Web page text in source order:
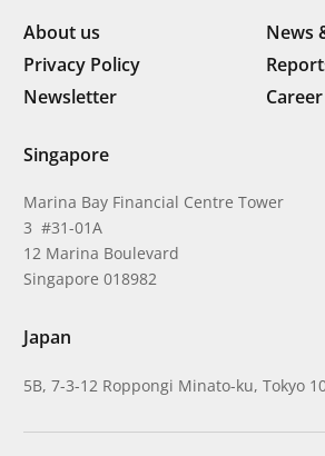
About us
News
Privacy Policy
Newsletter
Career
Singapore
Marina Bay Financial Centre Tower
3 #31-01A
12 Marina Boulevard
Singapore 018982
Japan
5B, 7-3-12 Roppongi Minato-ku, Tokyo